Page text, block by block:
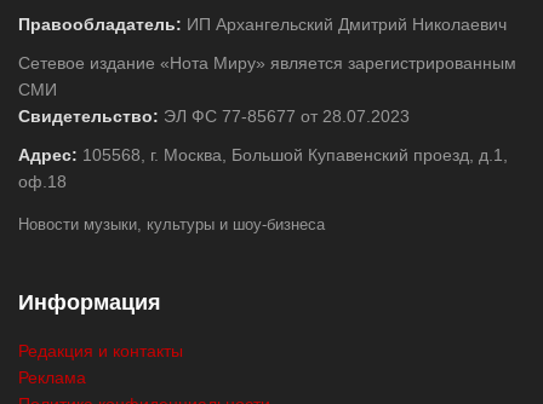
Правообладатель: ИП Архангельский Дмитрий Николаевич
Сетевое издание «Нота Миру» является зарегистрированным
СМИ
Свидетельство: ЭЛ ФС 77-85677 от 28.07.2023
Адрес: 105568, г. Москва, Большой Купавенский проезд, д.1,
оф.18
Новости музыки, культуры и шоу-бизнеса
Информация
Редакция и контакты
Реклама